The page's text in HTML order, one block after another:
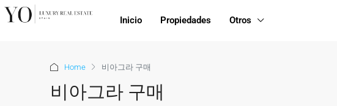
Inicio Propiedades Otros
Home 비아그라 구매
비아그라 구매